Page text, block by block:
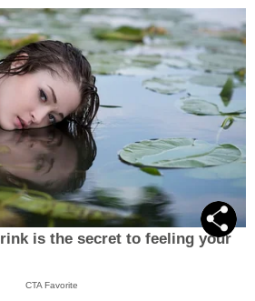
is the secret to feeling your
CTA Favorite